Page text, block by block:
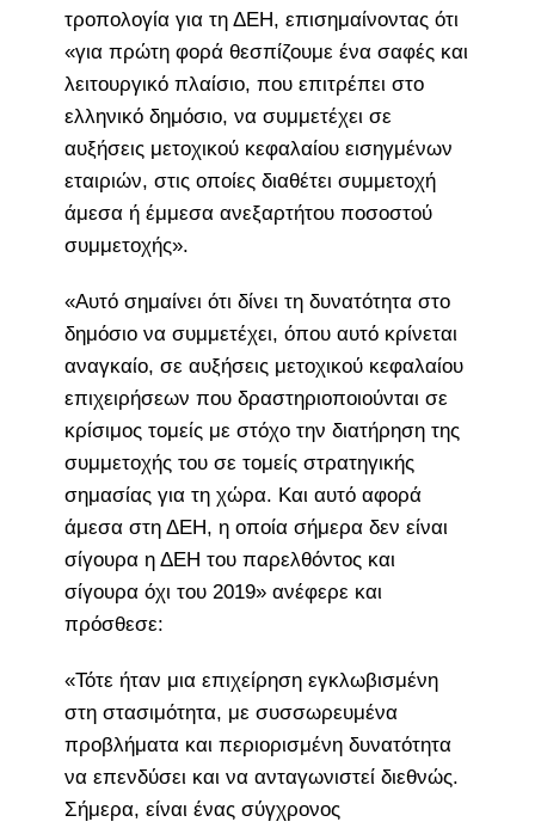
τροπολογία για τη ΔΕΗ, επισημαίνοντας ότι
«για πρώτη φορά θεσπίζουμε ένα σαφές και
λειτουργικό πλαίσιο, που επιτρέπει στο
ελληνικό δημόσιο, να συμμετέχει σε
αυξήσεις μετοχικού κεφαλαίου εισηγμένων
εταιριών, στις οποίες διαθέτει συμμετοχή
άμεσα ή έμμεσα ανεξαρτήτου ποσοστού
συμμετοχής».
«Αυτό σημαίνει ότι δίνει τη δυνατότητα στο
δημόσιο να συμμετέχει, όπου αυτό κρίνεται
αναγκαίο, σε αυξήσεις μετοχικού κεφαλαίου
επιχειρήσεων που δραστηριοποιούνται σε
κρίσιμος τομείς με στόχο την διατήρηση της
συμμετοχής του σε τομείς στρατηγικής
σημασίας για τη χώρα. Και αυτό αφορά
άμεσα στη ΔΕΗ, η οποία σήμερα δεν είναι
σίγουρα η ΔΕΗ του παρελθόντος και
σίγουρα όχι του 2019» ανέφερε και
πρόσθεσε:
«Τότε ήταν μια επιχείρηση εγκλωβισμένη
στη στασιμότητα, με συσσωρευμένα
προβλήματα και περιορισμένη δυνατότητα
να επενδύσει και να ανταγωνιστεί διεθνώς.
Σήμερα, είναι ένας σύγχρονος